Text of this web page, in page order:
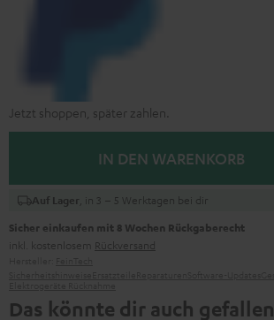
Jetzt shoppen, später zahlen.
IN DEN WARENKORB
Auf Lager , in 3 – 5 Werktagen bei dir
Sicher einkaufen mit 8 Wochen Rückgaberecht
inkl. kostenlosem Rückversand
Das könnte dir auch gefallen